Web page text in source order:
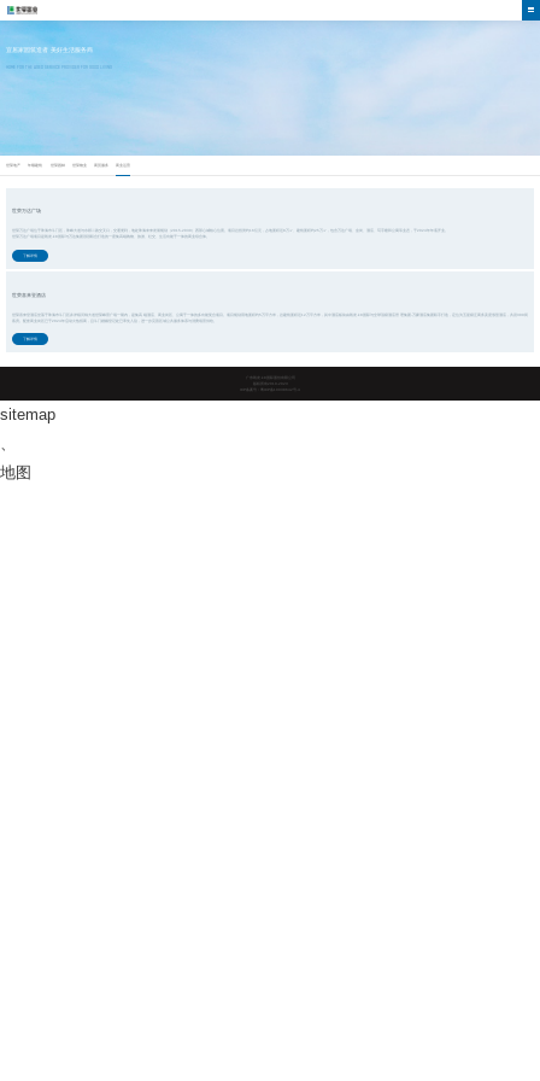
宜居家园筑造者 美好生活服务商
HOME FOR THE AGED SERVICE PROVIDER FOR GOOD LIVING
世荣地产 年顺建筑 世荣园林 世荣物业 商贸服务 商业运营
世荣万达广场
世荣万达广场 位于珠海市斗门区，珠峰大道与水郡二路交叉口，交通便利，地处珠海未来发展规划（2015-2030）西部心城核心位置。项目总投资约16亿元，占地面积近8万㎡、建筑面积约25万㎡，包含万达广场、金街、酒店、写字楼和公寓等业态，于2024年年底开业。
世荣万达广场项目是凯发·k8国际与万达集团强强联合打造的一座集高端购物、旅游、社交、生活功能于一体的商业综合体。
了解详情
世荣喜来登酒店
世荣喜来登酒店坐落于珠海市斗门区井岸镇河锦大道世荣峰景广场一期内，是集高端酒店、商业街区、公寓于一体的多功能复合项目。项目规划用地面积约5万平方米，总建筑面积近12万平方米，其中酒店板块由凯发·k8国际与全球顶级酒店管理集团-万豪酒店集团联手打造，定位为五星级泛商务及度假型酒店，共设309间
客房。配套商业街区已于2024年启动火热招商，且斗门婚姻登记处已率先入驻，进一步完善区域公共服务体系与消费场景供给。
了解详情
广东凯发·k8国际股份有限公司
版权所有2019-2023
ICP备案号：粤ICP备10038642号-4
sitemap
地图